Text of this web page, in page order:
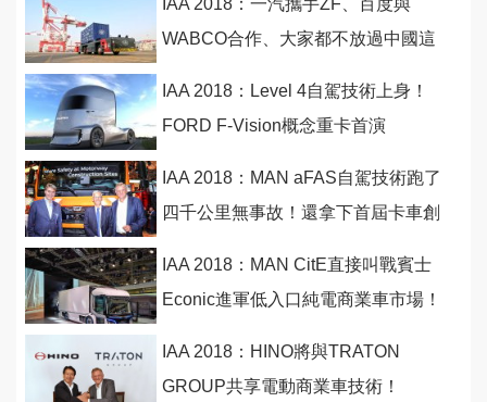
IAA 2018：一汽攜手ZF、百度與
WABCO合作、大家都不放過中國這
IAA 2018：Level 4自駕技術上身！
FORD F-Vision概念重卡首演
IAA 2018：MAN aFAS自駕技術跑了
四千公里無事故！還拿下首屆卡車創
IAA 2018：MAN CitE直接叫戰賓士
Econic進軍低入口純電商業車市場！
IAA 2018：HINO將與TRATON
GROUP共享電動商業車技術！